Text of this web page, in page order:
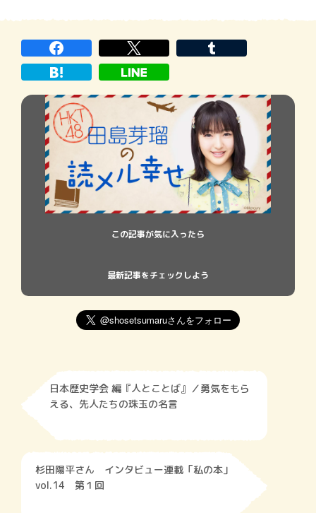
ら、本屋さんで単行本コーナーに行った時
はいつもと違うワクワク感 […]
この記事が気に入ったら
最新記事をチェックしよう
日本歴史学会 編『人とことば』／勇気をもら
える、先人たちの珠玉の名言
杉田陽平さん インタビュー連載「私の本」
vol.14 第１回